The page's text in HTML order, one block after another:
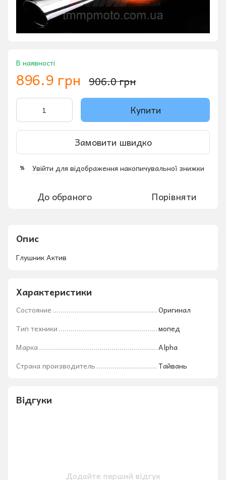
В наявності
896.9 грн 906.0 грн
Купити
Замовити швидко
% Увійти для відображення накопичувальної знижки
До обраного Порівняти
Опис
Глушник Актив
Характеристики
Состояние
Оригинал
Тип техники
мопед
Марка
Alpha
Страна производитель
Тайвань
Відгуки
Додайте перший відгук